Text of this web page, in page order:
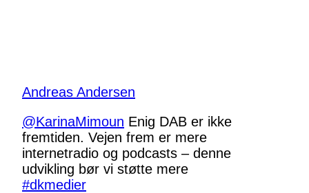
Andreas Andersen
@KarinaMimoun Enig DAB er ikke
fremtiden. Vejen frem er mere
internetradio og podcasts – denne
udvikling bør vi støtte mere
#dkmedier